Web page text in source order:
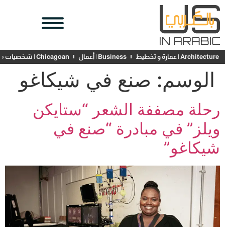
Architecture | عمارة و تخطيط Business | أعمال Chicagoan | شخصيات محلية
الوسم: صنع في شيكاغو
رحلة مصففة الشعر “ستايكن
ويلز” في مبادرة “صنع في
شيكاغو”